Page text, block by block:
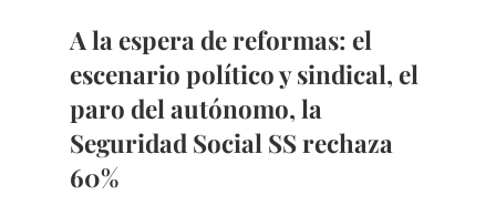
A la espera de reformas: el
escenario político y sindical, el
paro del autónomo, la
Seguridad Social SS rechaza
60%